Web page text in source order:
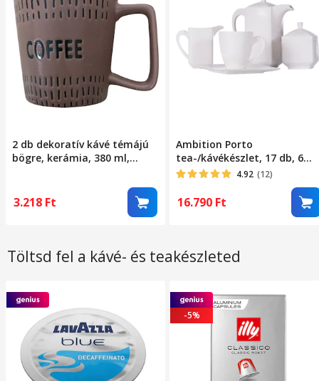
2 db dekoratív kávé témájú
bögre, kerámia, 380 ml,
3.218 Ft
Ambition Porto
tea-/kávékészlet, 17 db, 6
személyes, Porcelán, Fehér
4.92 (12)
16.790 Ft
Töltsd fel a kávé- és teakészleted
-5%